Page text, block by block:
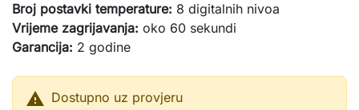
Broj postavki temperature: 8 digitalnih nivoa
Vrijeme zagrijavanja: oko 60 sekundi
Garancija: 2 godine
 Dostupno uz provjeru